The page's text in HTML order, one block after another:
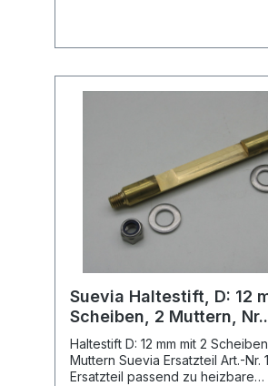
Sibiria, Art.-Nr. 100.1043 (ab Bj.
Suevia Haltestift, D: 12
Scheiben, 2 Muttern, Nr.
102.01597 zu Mod. 41A/
SIBIRIA
Haltestift D: 12 mm mit 2
Muttern Suevia Ersatzteil Art.-Nr.
Ersatzteil passend zu heizbare